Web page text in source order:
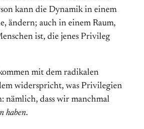
kann die Dynamik in einem
ändern; auch in einem Raum,
ist, die jenes Privileg
mit dem radikalen
widerspricht, was Privilegien
nämlich, dass wir manchmal
haben.